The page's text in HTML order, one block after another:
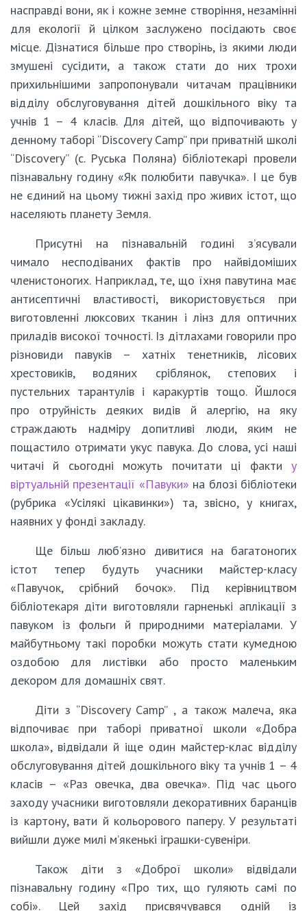
насправді вони, як і кожне земне створіння, незамінні
для екології й цілком заслужено посідають своє
місце. Дізнатися більше про створінь, із якими люди
змушені сусідити, а також стати до них трохи
прихильнішими запропонували читачам працівники
відділу обслуговування дітей дошкільного віку та
учнів 1 – 4 класів. Для дітей, що відпочивають у
денному таборі “Discovery Camp” при приватній школі
“Discovery” (c. Руська Поляна) бібліотекарі провели
пізнавальну годину «Як полюбити павучка». І це був
не єдиний на цьому тижні захід про живих істот, що
населяють планету Земля.
Присутні на пізнавальній годині з’ясували
чимало несподіваних фактів про найвідоміших
членистоногих. Наприклад, те, що їхня павутина має
антисептичні властивості, використовується при
виготовленні люксових тканин і лінз для оптичних
приладів високої точності. Із дітлахами говорили про
різновиди павуків – хатніх тенетників, лісових
хрестовиків, водяних сріблянок, степових і
пустельних тарантулів і каракуртів тощо. Йшлося
про отруйність деяких видів й алергію, на яку
страждають надміру допитливі люди, яким не
пощастило отримати укус павука. До слова, усі наші
читачі й сьогодні можуть почитати ці факти у
віртуальній презентації «Павуки» на блозі бібліотеки
(рубрика «Усілякі цікавинки») та, звісно, у книгах,
наявних у фонді закладу.
Ще більш люб’язно дивитися на багатоногих
істот тепер будуть учасники майстер-класу
«Павучок, срібний бочок». Під керівництвом
бібліотекаря діти виготовляли гарненькі аплікації з
павуком із фольги й природними матеріалами. У
майбутньому такі поробки можуть стати кумедною
оздобою для листівки або просто маленьким
декором для домашніх свят.
Діти з “Discovery Camp” , а також малеча, яка
відпочиває при таборі приватної школи «Добра
школа», відвідали й іще один майстер-клас відділу
обслуговування дітей дошкільного віку та учнів 1 – 4
класів – «Раз овечка, два овечка». Під час цього
заходу учасники виготовляли декоративних баранців
із картону, вати й кольорового паперу. У результаті
вийшли дуже милі м’якенькі іграшки-сувеніри.
Також діти з «Доброї школи» відвідали
пізнавальну годину «Про тих, що гуляють самі по
собі». Цей захід присвячувався одній із